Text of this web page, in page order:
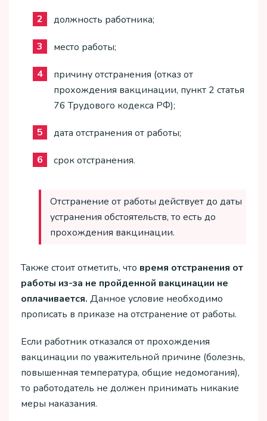
должность работника;
место работы;
причину отстранения (отказ от
прохождения вакцинации, пункт 2 статья
76 Трудового кодекса РФ);
дата отстранения от работы;
срок отстранения.
Отстранение от работы действует до даты
устранения обстоятельств, то есть до
прохождения вакцинации.
Также стоит отметить, что время отстранения от
работы из-за не пройденной вакцинации не
оплачивается. Данное условие необходимо
прописать в приказе на отстранение от работы.
Если работник отказался от прохождения
вакцинации по уважительной причине (болезнь,
повышенная температура, общие недомогания),
то работодатель не должен принимать никакие
меры наказания.